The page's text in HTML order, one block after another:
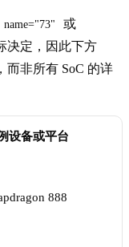
name="73" 或
决定，因此下方
而非所有 SoC 的详
设备或平台
888